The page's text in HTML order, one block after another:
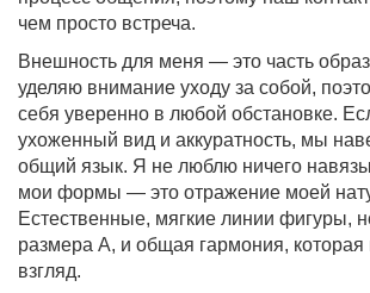
чем просто встреча.
Внешность для меня — это часть
уделяю внимание уходу за собой,
себя уверенно в любой обстановке.
ухоженный вид и аккуратность, мы
общий язык. Я не люблю ничего
мои формы — это отражение моей
Естественные, мягкие линии фигуры,
размера А, и общая гармония, которая
взгляд.